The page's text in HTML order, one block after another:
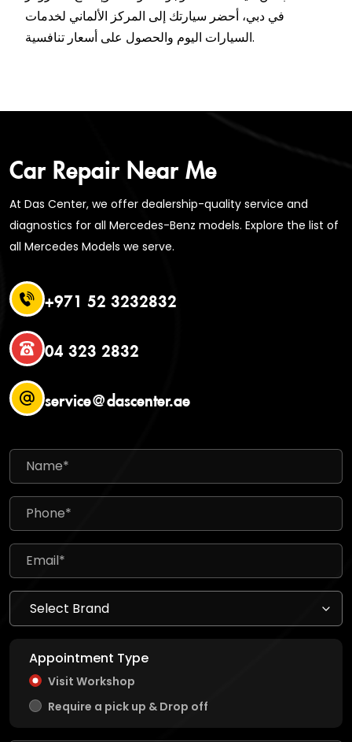
في دبي، أحضر سيارتك إلى المركز الألماني لخدمات
السيارات اليوم والحصول على أسعار تنافسية.
Car Repair Near Me
At Das Center, we offer dealership-quality service and
diagnostics for all Mercedes-Benz models. Explore the list of
all Mercedes Models we serve.
+971 52 3232832
04 323 2832
service@dascenter.ae
Appointment Type
Visit Workshop
Require a pick up & Drop off